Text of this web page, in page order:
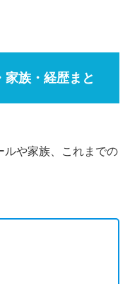
族・経歴まと
ルや家族、これまでの